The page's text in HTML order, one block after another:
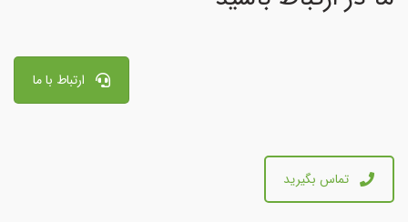
ارتباط با ما
تماس بگیرید